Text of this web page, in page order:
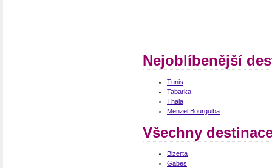
Nejoblíbenější
Tunis
Tabarka
Thala
Menzel Bourguiba
Všechny
Bizerta
Gabes